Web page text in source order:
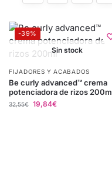
-39%
Sin stock
FIJADORES Y ACABADOS
Be curly advanced™ crema
potenciadora de rizos
32,55€ 19,84€